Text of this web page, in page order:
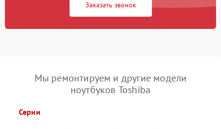
Заказать звонок
Мы ремонтируем и другие модели
ноутбуков Toshiba
Серии